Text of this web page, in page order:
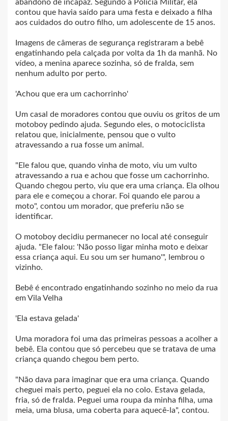
abandono de incapaz. Segundo a Polícia Militar, ela
contou que havia saído para uma festa e deixado a filha
aos cuidados do outro filho, um adolescente de 15 anos.
Imagens de câmeras de segurança registraram a bebê
engatinhando pela calçada por volta da 1h da manhã. No
vídeo, a menina aparece sozinha, só de fralda, sem
nenhum adulto por perto.
'Achou que era um cachorrinho'
Um casal de moradores contou que ouviu os gritos de um
motoboy pedindo ajuda. Segundo eles, o motociclista
relatou que, inicialmente, pensou que o vulto
atravessando a rua fosse um animal.
"Ele falou que, quando vinha de moto, viu um vulto
atravessando a rua e achou que fosse um cachorrinho.
Quando chegou perto, viu que era uma criança. Ela olhou
para ele e começou a chorar. Foi quando ele parou a
moto", contou um morador, que preferiu não se
identificar.
O motoboy decidiu permanecer no local até conseguir
ajuda. "Ele falou: 'Não posso ligar minha moto e deixar
essa criança aqui. Eu sou um ser humano'", lembrou o
vizinho.
Bebê é encontrado engatinhando sozinho no meio da rua
em Vila Velha
'Ela estava gelada'
Uma moradora foi uma das primeiras pessoas a acolher a
bebê. Ela contou que só percebeu que se tratava de uma
criança quando chegou bem perto.
"Não dava para imaginar que era uma criança. Quando
cheguei mais perto, peguei ela no colo. Estava gelada,
fria, só de fralda. Peguei uma roupa da minha filha, uma
meia, uma blusa, uma coberta para aquecê-la", contou.